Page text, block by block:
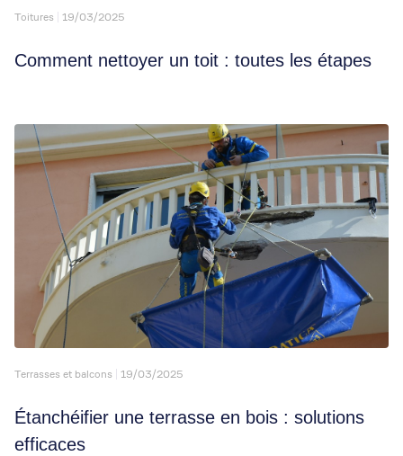
Toitures 19/03/2025
Comment nettoyer un toit : toutes les étapes
Terrasses et balcons 19/03/2025
Étanchéifier une terrasse en bois : solutions
efficaces